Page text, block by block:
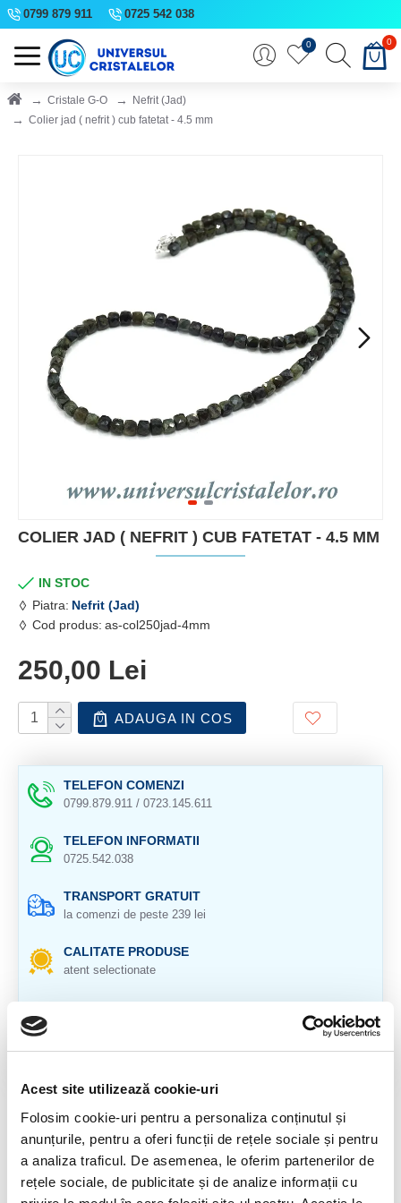
Acest site utilizează cookie-uri
Folosim cookie-uri pentru a personaliza conținutul și
anunțurile, pentru a oferi funcții de rețele sociale și pentru
a analiza traficul. De asemenea, le oferim partenerilor de
rețele sociale, de publicitate și de analize informații cu
0799 879 911 0725 542 038
0 0
Cristale G-O
Nefrit (Jad)
Colier jad ( nefrit ) cub fatetat - 4.5 mm
COLIER JAD ( NEFRIT ) CUB FATETAT - 4.5 MM
IN STOC
Piatra: Nefrit (Jad)
Cod produs: as-col250jad-4mm
250,00 Lei
ADAUGA IN COS
TELEFON COMENZI
0799.879.911 / 0723.145.611
TELEFON INFORMATII
0725.542.038
TRANSPORT GRATUIT
la comenzi de peste 239 lei
CALITATE PRODUSE
atent selectionate
pentru toate produsele
DESCRIERE PRODUS
Cristal natural 100 %.
Veti primi un produs asemanatoare cu cel din imagine.